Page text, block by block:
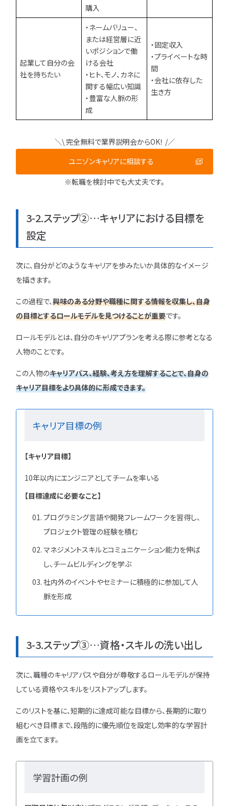
購入
起業して自分の会
社を持ちたい
・ネームバリュー、
または経営層に近
いポジションで働
ける会社
・ヒト、モノ、カネに
関する幅広い知識
・豊富な人脈の形
成
・固定収入
・プライベートな時
間
・会社に依存した
生き方
＼\ 完全無料で業界説明会からOK！ /／
ユニゾンキャリアに相談する
※転職を検討中でも大丈夫です。
3-2.ステップ②…キャリアにおける目標を
設定
次に、自分がどのようなキャリアを歩みたいか具体的なイメージ
を描きます。
この過程で、興味のある分野や職種に関する情報を収集し、自身
の目標とするロールモデルを見つけることが重要です。
ロールモデルとは、自分のキャリアプランを考える際に参考となる
人物のことです。
この人物のキャリアパス、経験、考え方を理解することで、自身の
キャリア目標をより具体的に形成できます。
キャリア目標の例
【キャリア目標】
10年以内にエンジニアとしてチームを率いる
【目標達成に必要なこと】
プログラミング言語や開発フレームワークを習得し、
プロジェクト管理の経験を積む
マネジメントスキルとコミュニケーション能力を伸ば
し、チームビルディングを学ぶ
社内外のイベントやセミナーに積極的に参加して人
脈を形成
3-3.ステップ③…資格・スキルの洗い出し
次に、職種のキャリアパスや自分が尊敬するロールモデルが保持
している資格やスキルをリストアップします。
このリストを基に、短期的に達成可能な目標から、長期的に取り
組むべき目標まで、段階的に優先順位を設定し効率的な学習計
画を立てます。
学習計画の例